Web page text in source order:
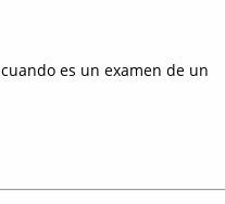
es un examen de un